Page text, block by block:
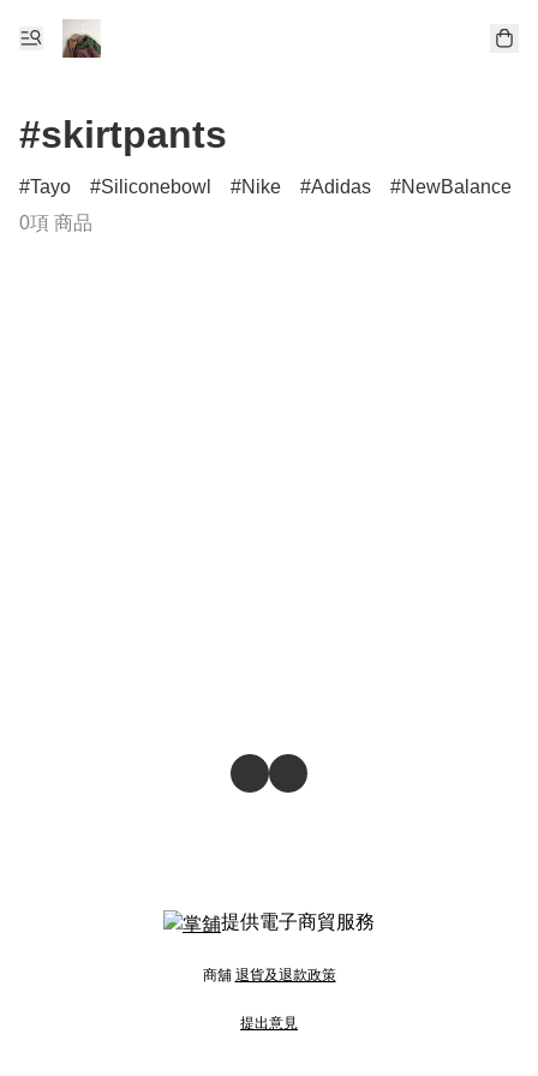
#skirtpants
Tayo Siliconebowl Nike Adidas
NewBalance
0項 商品
提供電子商貿服務
商舖 退貨及退款政策
提出意見